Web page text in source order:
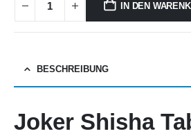
IN DEN
BESCHREIBUNG
Joker Shisha